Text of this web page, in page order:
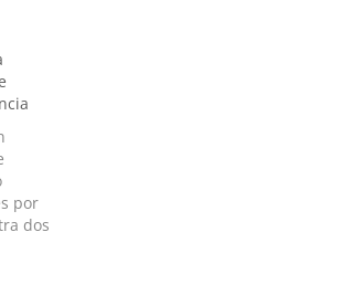
por
dos